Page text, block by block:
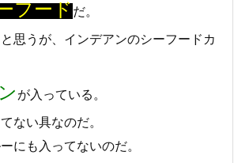
フードだ。
思うが、インデアンのシーフードカ
が入っている。
ない具なのだ。
にも入ってないのだ。